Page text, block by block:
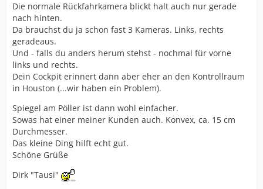
Die normale Rückfahrkamera blickt halt auch nur gerade
nach hinten.
Da brauchst du ja schon fast 3 Kameras. Links, rechts
geradeaus.
Und - falls du anders herum stehst - nochmal für vorne
links und rechts.
Dein Cockpit erinnert dann aber eher an den Kontrollraum
in Houston (...wir haben ein Problem).
Spiegel am Pöller ist dann wohl einfacher.
Sowas hat einer meiner Kunden auch. Konvex, ca. 15 cm
Durchmesser.
Das kleine Ding hilft echt gut.
Schöne Grüße
Dirk "Tausi"